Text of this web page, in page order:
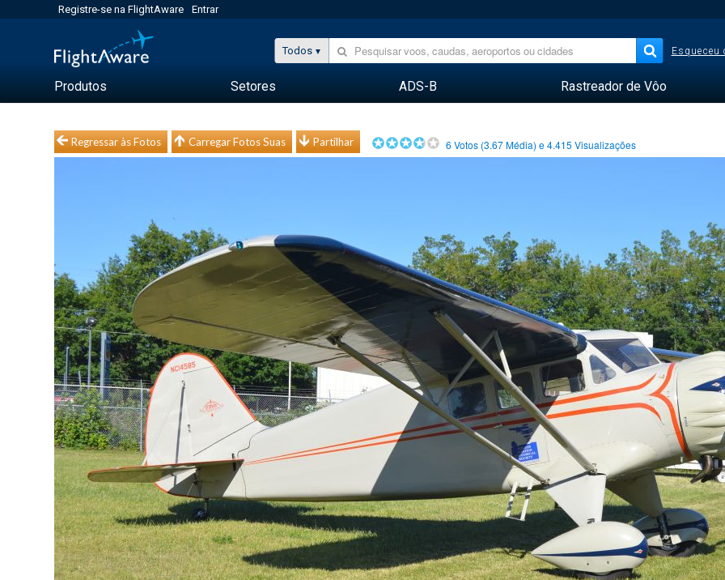
Registre-se na FlightAware Entrar
Todos Esqueceu
Produtos Setores ADS-B Rastreador de Vôo
Regressar às Fotos Carregar Fotos Suas Partilhar 6 Votos (3.67Média) e4.415 Visualizações